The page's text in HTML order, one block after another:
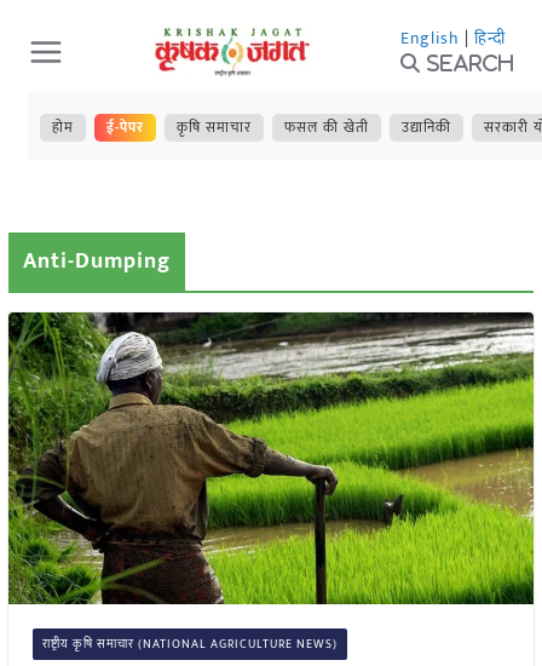
Skip
to
content
English | हिन्दी
Search
होम ई-पेपर कृषि समाचार फसल की खेती उद्यानिकी सरकारी
Anti-Dumping
राष्ट्रीय कृषि समाचार (NATIONAL AGRICULTURE NEWS)